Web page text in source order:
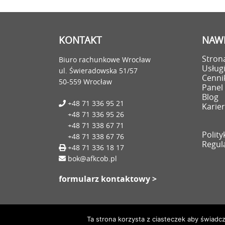
KONTAKT
Biuro rachunkowe Wrocław
ul. Świeradowska 51/57
50-559 Wrocław
+48 71 336 95 21
+48 71 336 95 26
+48 71 338 67 71
+48 71 338 67 76
+48 71 336 18 17
bok@afkcob.pl
formularz kontaktowy >
Usługi
Blog
Copyright AFK Centrum Obsługi Biznesu Sp. z
Ta strona korzysta z ciasteczek aby